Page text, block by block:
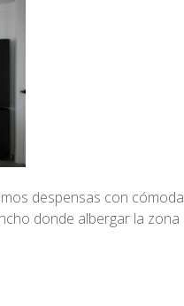
despensas con
donde albergar la